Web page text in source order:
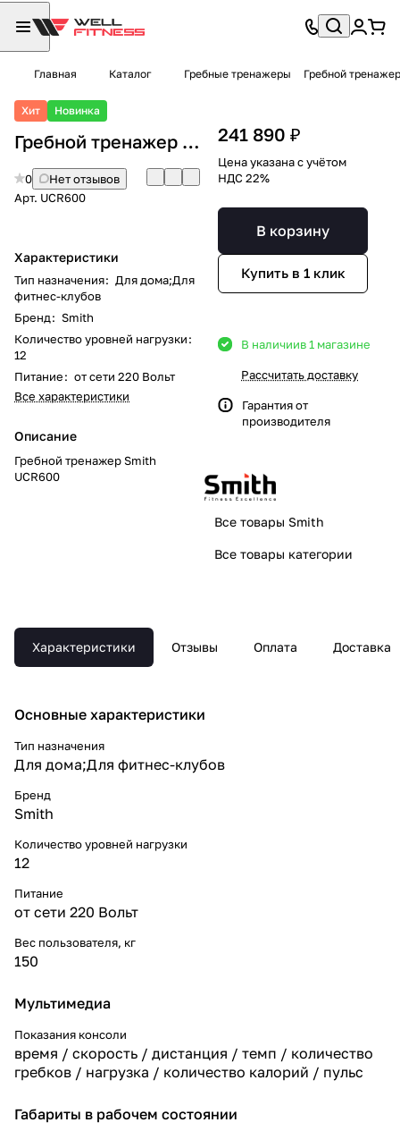
Главная Каталог Гребные тренажеры Гребной
Хит Новинка
Гребной тренажер Smith UCR600
0
Нет отзывов
Арт. UCR600
Характеристики
Тип назначения: Для дома;Для
фитнес-клубов
Бренд: Smith
Количество уровней нагрузки:
12
Питание: от сети 220 Вольт
Все характеристики
Описание
Гребной тренажер Smith
UCR600
241 890 ₽
Цена указана с учётом
НДС 22%
В корзину
Купить в 1 клик
В наличиив 1 магазине
Рассчитать доставку
Гарантия от
производителя
Все товары Smith
Все товары категории
Характеристики Отзывы Оплата Доставка
Основные xарактеристики
Тип назначения
Для дома;Для фитнес-клубов
Бренд
Smith
Количество уровней нагрузки
12
Питание
от сети 220 Вольт
Вес пользователя, кг
150
Мультимедиа
Показания консоли
время / скорость / дистанция / темп / количество
гребков / нагрузка / количество калорий / пульс
Габариты в рабочем состоянии